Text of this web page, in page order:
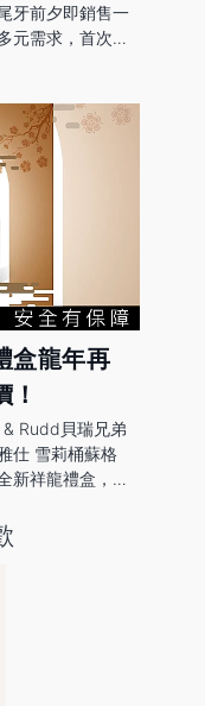
牙前夕即銷售一
元需求，首次針
，仍維持在十分
日常飲用一個新
盒龍年再
Rudd貝瑞兄弟
仕 雪莉桶蘇格
新祥龍禮盒，以
忠實呈現果乾清
的滋味。將最傳